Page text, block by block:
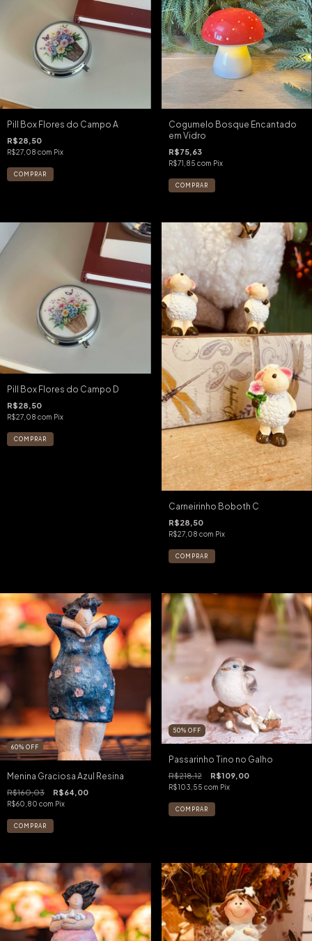
Pill Box Flores do Campo A
R$28,50
R$27,08 com Pix
Cogumelo Bosque Encantado
em Vidro
R$75,63
R$71,85 com Pix
Pill Box Flores do Campo D
R$28,50
R$27,08 com Pix
Carneirinho Boboth C
R$28,50
R$27,08 com Pix
60% OFF
Menina Graciosa Azul Resina
R$160,03 R$64,00
R$60,80 com Pix
50% OFF
Passarinho Tino no Galho
R$218,12 R$109,00
R$103,55 com Pix